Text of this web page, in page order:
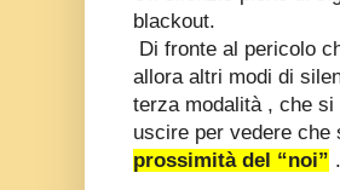
blackout.
Di fronte al pericolo
allora altri modi di
terza modalità , che
uscire per vedere che
prossimità del “noi” .